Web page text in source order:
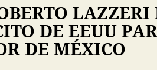
LAZZERI
DE EEUU
DE MÉXICO